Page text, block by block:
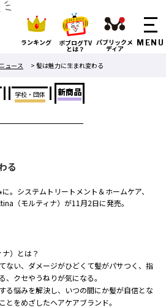
ランキング ボブログTV
とは？
パブリックメ
ディア
ニュース > 髪は魅力に生まれ変わる
学校・団体 新商品
る
。システムトリートメント＆ホームケア、
（モルティナ）が11月2日に発売。
）とは？
ない、ダメージがひどくて髪がパサつく、指
、クセやうねりが気になる。
る悩みを解決し、いつの間にか髪が自信とな
とをめざしたヘアケアブランド。